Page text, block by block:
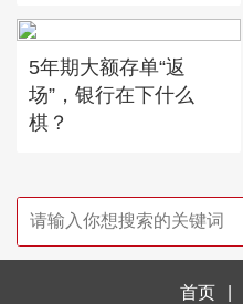
5年期大额存单“返
场”，银行在下什么
棋？
首页